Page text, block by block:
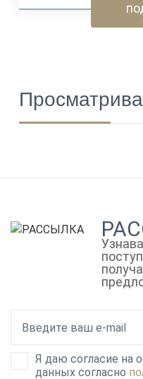
Я даю согласие на
данных согласно